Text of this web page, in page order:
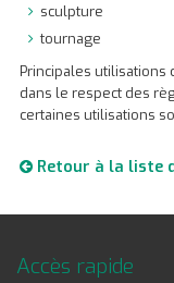
sculpture
tournage
Principales
dans le respect des
certaines utilisations
Retour à la liste
Accès rapide